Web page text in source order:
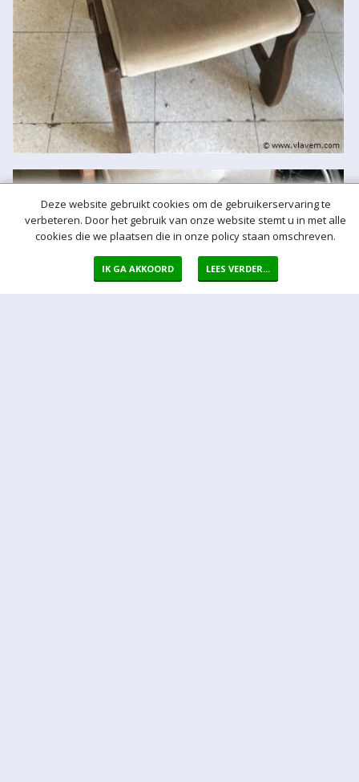
Deze website gebruikt cookies om de gebruikerservaring te
verbeteren. Door het gebruik van onze website stemt u in met alle
cookies die we plaatsen die in onze policy staan omschreven.
IK GA AKKOORD LEES VERDER...